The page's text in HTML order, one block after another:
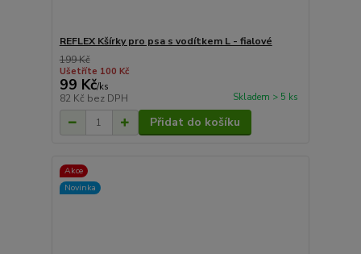
REFLEX Kšírky pro psa s vodítkem L - fialové
199 Kč
Ušetříte 100 Kč
99 Kč/ks
82 Kč bez DPH Skladem > 5 ks
Přidat do košíku
Akce
Novinka